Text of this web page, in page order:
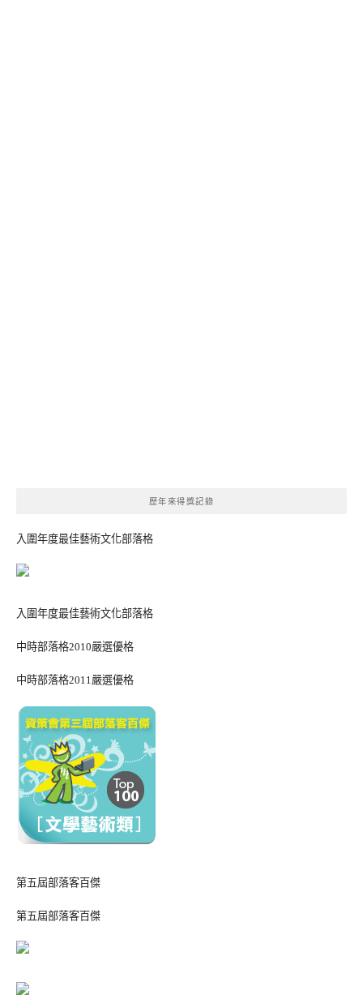
歷年來得獎記錄
入圍年度最佳藝術文化部落格
入圍年度最佳藝術文化部落格
中時部落格2010嚴選優格
中時部落格2011嚴選優格
第五屆部落客百傑
第五屆部落客百傑